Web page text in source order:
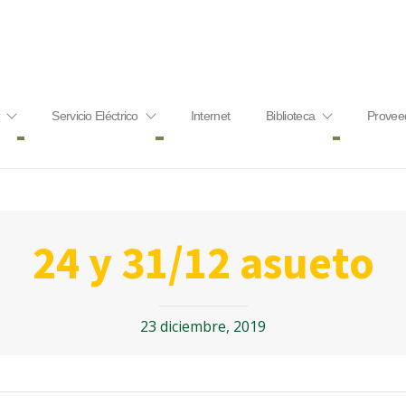
Servicio Eléctrico Internet Biblioteca
24 y 31/12 asueto
23 diciembre, 2019